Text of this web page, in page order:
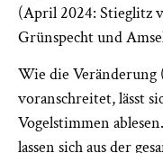
(April 2024: Stieglitz
Grünspecht und
Wie die Veränderung
voranschreitet, lässt
Vogelstimmen
lassen sich aus der